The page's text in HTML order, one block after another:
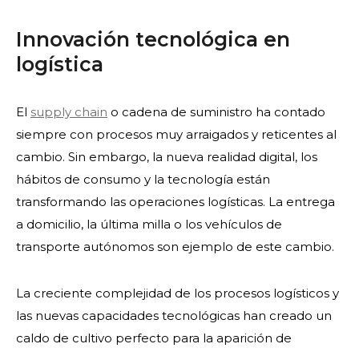
Innovación tecnológica en
logística
El supply chain o cadena de suministro ha contado
siempre con procesos muy arraigados y reticentes al
cambio. Sin embargo, la nueva realidad digital, los
hábitos de consumo y la tecnología están
transformando las operaciones logísticas. La entrega
a domicilio, la última milla o los vehículos de
transporte autónomos son ejemplo de este cambio.
La creciente complejidad de los procesos logísticos y
las nuevas capacidades tecnológicas han creado un
caldo de cultivo perfecto para la aparición de